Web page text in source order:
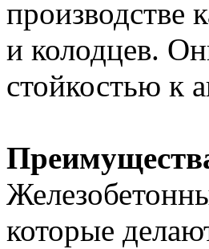
производстве
и колодцев.
стойкостью к
которые